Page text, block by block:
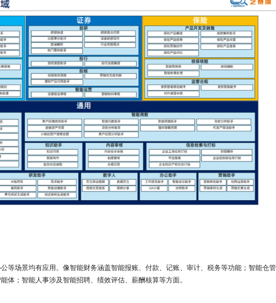
等场景均有应用。像智能财务涵盖智能报账、付款、记账、审计、税务等功能；智能仓
体；智能人事涉及智能招聘、绩效评估、薪酬核算等方面。